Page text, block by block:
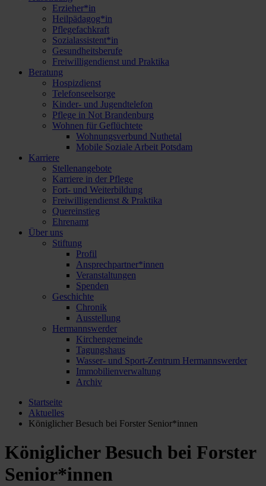
Erzieher*in
Heilpädagog*in
Pflegefachkraft
Sozialassistent*in
Gesundheitsberufe
Freiwilligendienst und Praktika
Beratung
Hospizdienst
Telefonseelsorge
Kinder- und Jugendtelefon
Pflege in Not Brandenburg
Wohnen für Geflüchtete
Wohnungsverbund Nuthetal
Mobile Soziale Arbeit Potsdam
Karriere
Stellenangebote
Karriere in der Pflege
Fort- und Weiterbildung
Freiwilligendienst & Praktika
Quereinstieg
Ehrenamt
Über uns
Stiftung
Profil
Ansprechpartner*innen
Veranstaltungen
Spenden
Geschichte
Chronik
Ausstellung
Hermannswerder
Kirchengemeinde
Tagungshaus
Wasser- und Sport-Zentrum Hermannswerder
Immobilienverwaltung
Archiv
Startseite
Aktuelles
Königlicher Besuch bei Forster Senior*innen
Königlicher Besuch bei Forster
Senior*innen